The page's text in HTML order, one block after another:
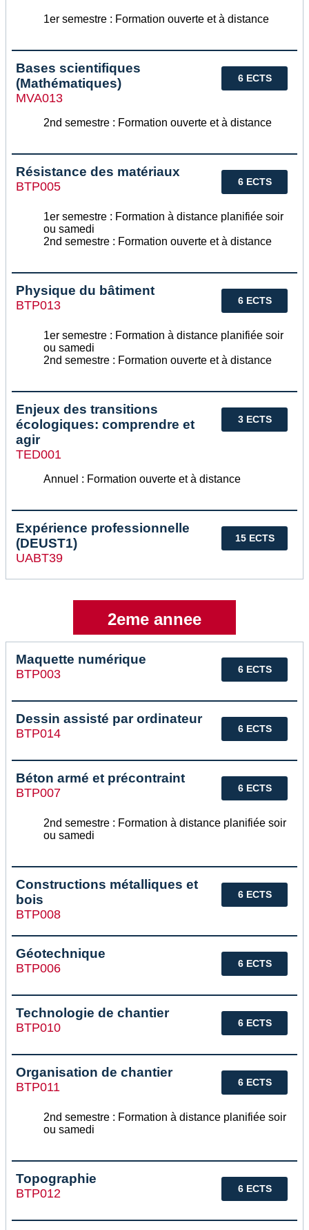
1er semestre : Formation ouverte et à distance
6 ECTS
Bases scientifiques
(Mathématiques)
MVA013
2nd semestre : Formation ouverte et à distance
6 ECTS
Résistance des matériaux
BTP005
1er semestre : Formation à distance planifiée soir
ou samedi
2nd semestre : Formation ouverte et à distance
6 ECTS
Physique du bâtiment
BTP013
1er semestre : Formation à distance planifiée soir
ou samedi
2nd semestre : Formation ouverte et à distance
3 ECTS
Enjeux des transitions
écologiques: comprendre et
agir
TED001
Annuel : Formation ouverte et à distance
15 ECTS
Expérience professionnelle
(DEUST1)
UABT39
2eme annee
6 ECTS
Maquette numérique
BTP003
6 ECTS
Dessin assisté par ordinateur
BTP014
6 ECTS
Béton armé et précontraint
BTP007
2nd semestre : Formation à distance planifiée soir
ou samedi
6 ECTS
Constructions métalliques et
bois
BTP008
6 ECTS
Géotechnique
BTP006
6 ECTS
Technologie de chantier
BTP010
6 ECTS
Organisation de chantier
BTP011
2nd semestre : Formation à distance planifiée soir
ou samedi
6 ECTS
Topographie
BTP012